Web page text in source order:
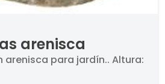
arenisca
arenisca para jardín.. Altura: